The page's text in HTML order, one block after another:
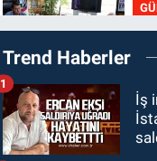
Trend Haberler
İş
1